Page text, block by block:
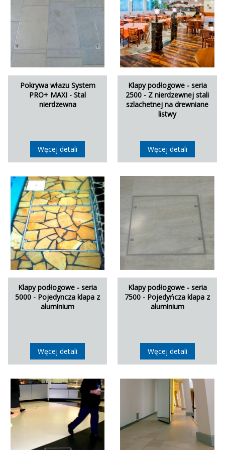
Pokrywa włazu System
PRO+ MAXI - Stal
nierdzewna
Węcej detali
Klapy podłogowe - seria
2500 - Z nierdzewnej stali
szlachetnej na drewniane
listwy
Węcej detali
Klapy podłogowe - seria
5000 - Pojedyncza klapa z
aluminium
Węcej detali
Klapy podłogowe - seria
7500 - Pojedyńcza klapa z
aluminium
Węcej detali